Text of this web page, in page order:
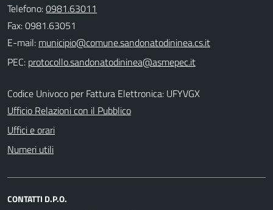
Telefono:0981.63011
Fax: 0981.63051
E-mail:
PEC:
Codice Univoco per Fattura Elettronica: UFYVGX
Ufficio Relazioni con il Pubblico
Uffici e orari
Numeri utili
CONTATTI D.P.O.